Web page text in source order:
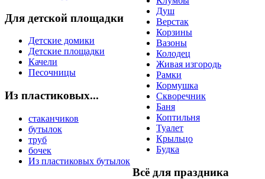
Для детской площадки
Детские домики
Детские площадки
Качели
Песочницы
Из пластиковых...
стаканчиков
бутылок
труб
бочек
Из пластиковых бутылок
Душ
Верстак
Корзины
Вазоны
Колодец
Живая изгородь
Рамки
Кормушка
Скворечник
Баня
Коптильня
Туалет
Крыльцо
Будка
Всё для праздника